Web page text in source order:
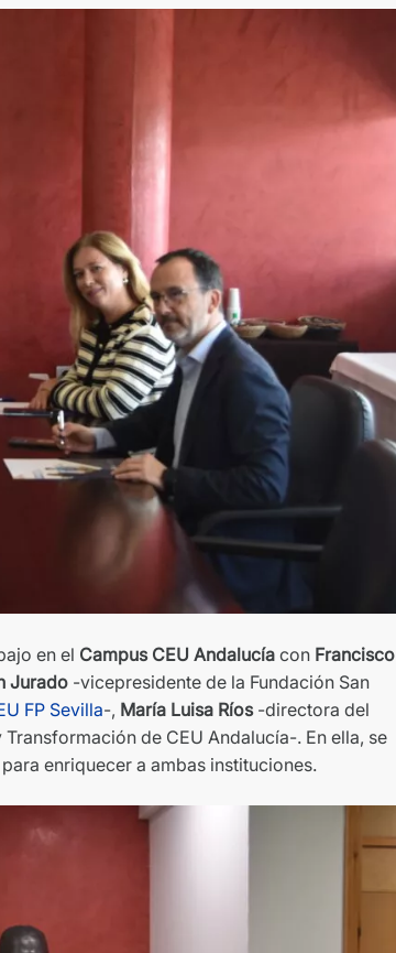
en el Campus CEU Andalucía con Francisco
Jurado -vicepresidente de la Fundación San
FP Sevilla-, María Luisa Ríos-directora del
de CEU Andalucía-. En ella, se
enriquecer a ambas instituciones.